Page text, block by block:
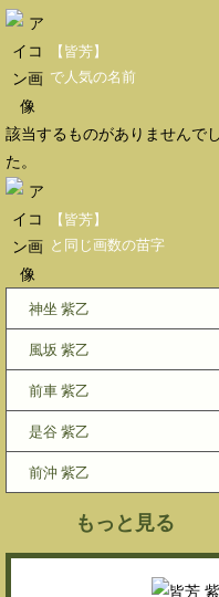
【皆芳】
で人気の名前
該当するものがありませんでし
た。
【皆芳】
と同じ画数の苗字
神坐 紫乙
風坂 紫乙
前車 紫乙
是谷 紫乙
前沖 紫乙
もっと見る